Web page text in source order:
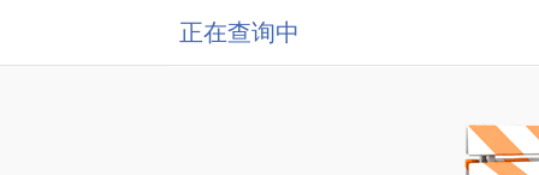
正在查询中